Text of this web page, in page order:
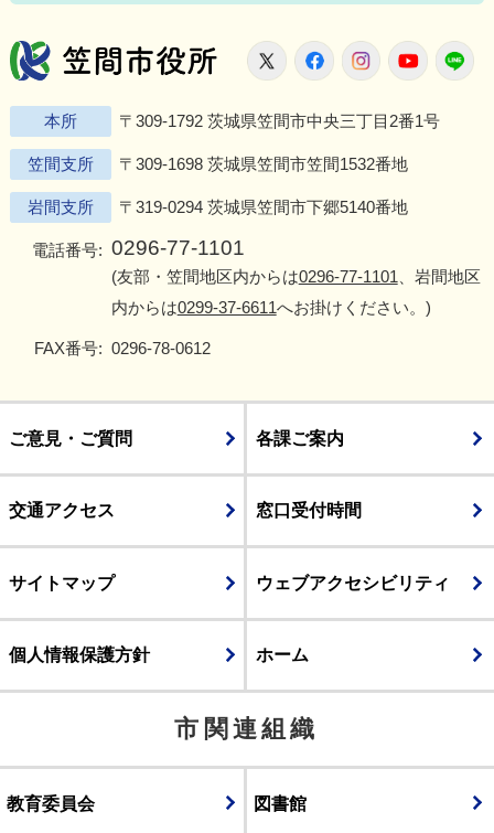
笠間市役所
X FacebookInstagram
本所 〒309-1792 茨城県笠間市中央三丁目2番1号
笠間支所 〒309-1698 茨城県笠間市笠間1532番地
岩間支所 〒319-0294 茨城県笠間市下郷5140番地
電話番号: 0296-77-1101
(友部・笠間地区内からは0296-77-1101 、岩間地区
内からは0299-37-6611へお掛けください。)
FAX番号: 0296-78-0612
ご意見・ご質問 各課ご案内
交通アクセス 窓口受付時間
サイトマップ ウェブアクセシビリティ
個人情報保護方針 ホーム
市関連組織
教育委員会 図書館